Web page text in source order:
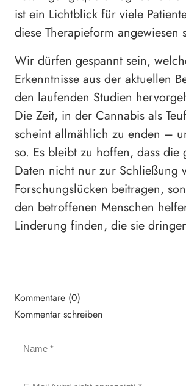
ist ein Lichtblick für viele
diese Therapieform angewiesen
Wir dürfen gespannt sein,
Erkenntnisse aus der aktuellen
den laufenden Studien
Die Zeit, in der Cannabis als
scheint allmählich zu enden –
so. Es bleibt zu hoffen, dass die
Daten nicht nur zur Schließung
Forschungslücken beitragen,
den betroffenen Menschen
Linderung finden, die sie
Kommentare (0)
Kommentar schreiben